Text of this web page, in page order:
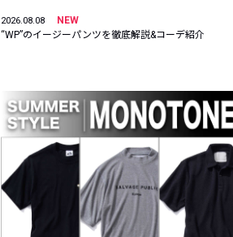
2026.08.08
NEW
“WP”のイージーパンツを徹底解説&コーデ紹介